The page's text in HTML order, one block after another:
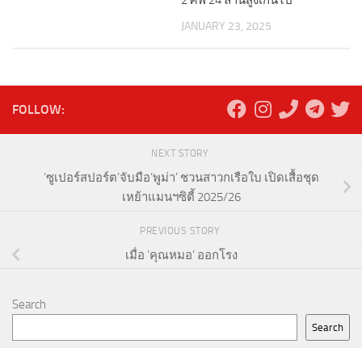
JANUARY 23, 2025
FOLLOW:
NEXT STORY
‘ซูเปอร์สปอร์ต’จับมือ’พูม่า’ ชวนสาวกเรือใบ เปิดเสื้อชุด
เหย้าแมนฯซิตี้ 2025/26
PREVIOUS STORY
เมื่อ ‘คุณหมอ’ ออกโรง
Search
Search